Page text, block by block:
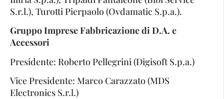
S.r.l.), Turotti Pierpaolo (Ovdamatic S.p.a.).
Gruppo Imprese Fabbricazione di D.A. e
Accessori
Presidente: Roberto Pellegrini (Digisoft S.p.a.)
Vice Presidente: Marco Carazzato (MDS
Electronics S.r.l.)